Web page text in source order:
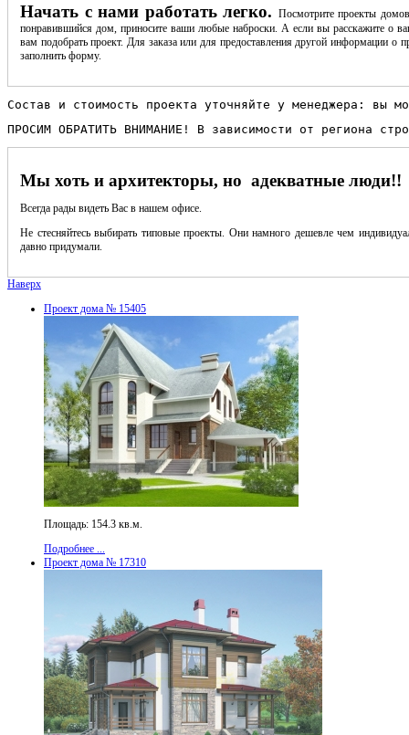
Начать с нами работать легко. Посмотрите проекты
понравившийся дом, приносите ваши любые наброски. А если вы расскажите о
вам подобрать проект. Для заказа или для предоставления другой информации о
заполнить форму.
Состав и стоимость проекта уточняйте у менеджера:
ПРОСИМ ОБРАТИТЬ ВНИМАНИЕ! В зависимости от региона
Мы хоть и архитекторы, но адекватные люди!!
Всегда рады видеть Вас в нашем офисе.
Не стесняйтесь выбирать типовые проекты. Они намного дешевле чем
давно придумали.
Наверх
Проект дома № 15405
Площадь: 154.3 кв.м.
Подробнее ...
Проект дома № 17310